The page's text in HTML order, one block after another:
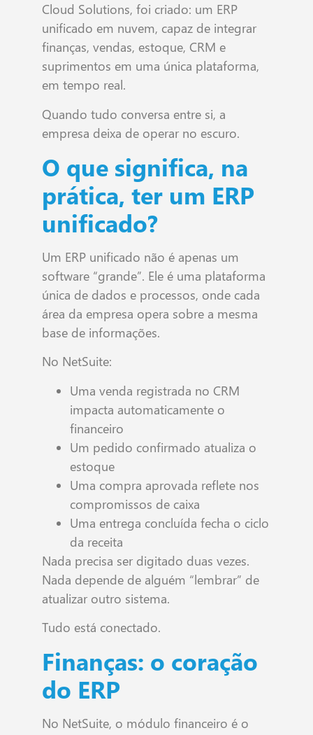
Cloud Solutions, foi criado: um ERP
unificado em nuvem, capaz de integrar
finanças, vendas, estoque, CRM e
suprimentos em uma única plataforma,
em tempo real.
Quando tudo conversa entre si, a
empresa deixa de operar no escuro.
O que significa, na
prática, ter um ERP
unificado?
Um ERP unificado não é apenas um
software “grande”. Ele é uma plataforma
única de dados e processos, onde cada
área da empresa opera sobre a mesma
base de informações.
No NetSuite:
Uma venda registrada no CRM
impacta automaticamente o
financeiro
Um pedido confirmado atualiza o
estoque
Uma compra aprovada reflete nos
compromissos de caixa
Uma entrega concluída fecha o ciclo
da receita
Nada precisa ser digitado duas vezes.
Nada depende de alguém “lembrar” de
atualizar outro sistema.
Tudo está conectado.
Finanças: o coração
do ERP
No NetSuite, o módulo financeiro é o